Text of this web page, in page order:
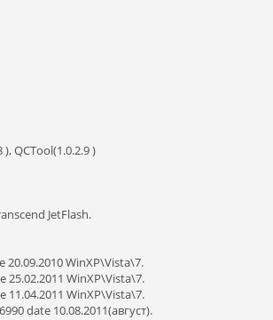
QCTool(1.0.2.9 )
JetFlash.
20.09.2010 WinXP\Vista\7.
25.02.2011 WinXP\Vista\7.
11.04.2011 WinXP\Vista\7.
date 10.08.2011(август).